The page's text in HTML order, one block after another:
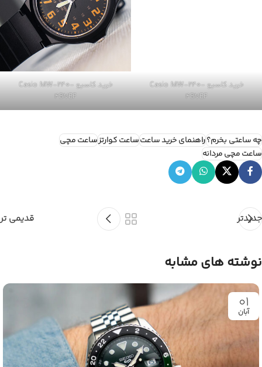
خرید کاسیو Casio MW-240-
4BVEF
خرید کاسیو Casio MW-240-
4BVEF
چه ساعتی بخرم؟راهنمای خرید ساعتساعت کوارتزساعت مچی
ساعت مچی مردانه
جدیدتر قدیمی تر
نوشته های مشابه
01
آبان